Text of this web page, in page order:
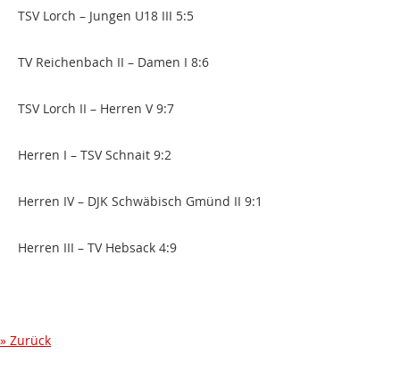
TSV Lorch – Jungen U18 III 5:5
TV Reichenbach II – Damen I 8:6
TSV Lorch II – Herren V 9:7
Herren I – TSV Schnait 9:2
Herren IV – DJK Schwäbisch Gmünd II 9:1
Herren III – TV Hebsack 4:9
Zurück